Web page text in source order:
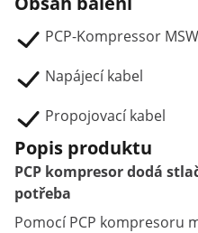
PCP-Kompressor
Napájecí kabel
Propojovací kabel
Popis produktu
PCP kompresor dodá
potřeba
Pomocí PCP kompresoru